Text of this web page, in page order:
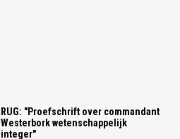
RUG: "Proefschrift over commandant
Westerbork wetenschappelijk
integer"